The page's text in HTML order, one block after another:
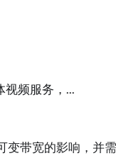
视频服务，...
带宽的影响，并